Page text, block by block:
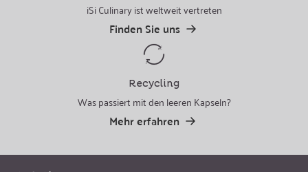
iSi Culinary ist weltweit vertreten
Finden Sie uns
Recycling
Was passiert mit den leeren Kapseln?
Mehr erfahren